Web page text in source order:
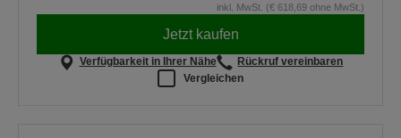
inkl. MwSt. (€ 618,69 ohne MwSt.)
Jetzt kaufen
Verfügbarkeit in Ihrer Nähe
Rückruf vereinbaren
Vergleichen